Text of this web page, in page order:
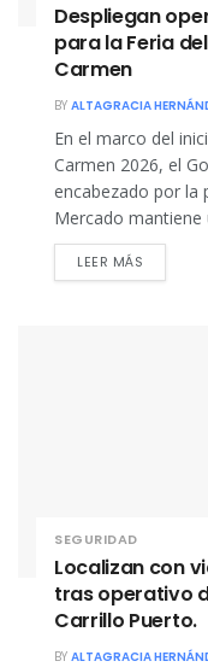
Despliegan
para la Feria
Carmen
BY ALTAGRACIA
En el marco del
Carmen 2026, el
encabezado por la
Mercado mantiene
LEER MÁS
SEGURIDAD
Localizan con
tras operativo
Carrillo Puerto.
BY ALTAGRACIA